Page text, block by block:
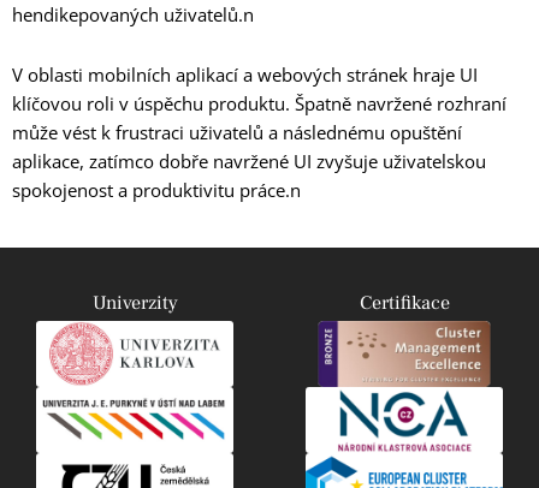
hendikepovaných uživatelů.n
V oblasti mobilních aplikací a webových stránek hraje UI
klíčovou roli v úspěchu produktu. Špatně navržené rozhraní
může vést k frustraci uživatelů a následnému opuštění
aplikace, zatímco dobře navržené UI zvyšuje uživatelskou
spokojenost a produktivitu práce.n
Univerzity Certifikace